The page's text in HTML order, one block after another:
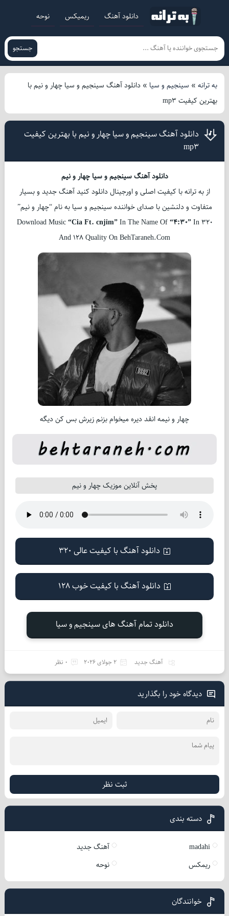
دانلود آهنگ ریمیکس نوحه
جستجو
به ترانه» سینجیم و سیا » دانلود آهنگ سینجیم و سیا چهار و نیم با
بهترین کیفیت mp3
دانلود آهنگ سینجیم و سیا چهار و نیم با بهترین کیفیت
mp3
دانلود آهنگ سینجیم و سیا چهار و نیم
از به ترانه با کیفیت اصلی و اورجینال دانلود کنید آهنگ جدید و بسیار
متفاوت و دلنشین با صدای خواننده سینجیم و سیا به نام “چهار و نیم”
Download Music“Cia Ft. cnjim”In The Name Of“4:30”In 320
And 128 Quality On BehTaraneh.Com
چهار و نیمه انقد دیره میخوام بزنم زیرش بس کن دیگه
پخش آنلاین موزیک چهار و نیم
دانلود آهنگ با کیفیت عالی 320
دانلود آهنگ با کیفیت خوب 128
دانلود تمام آهنگ های سینجیم و سیا
آهنگ جدید 2 جولای 2026 0 نظر
دیدگاه خود را بگذارید
ثبت نظر
دسته بندی
madahi
آهنگ جدید
ریمکس
نوحه
خوانندگان